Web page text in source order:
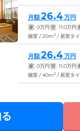
月額26.4 万円
家 0万円 管 11.0万円
個室 / 20m2 / 居室タ
月額26.4 万円
家 0万円 管 11.0万円
個室 / 40m2 / 居室タ